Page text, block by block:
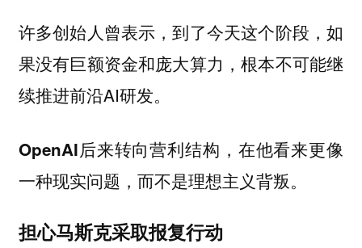
许多创始人曾表示，到了今天这个阶段，如
果没有巨额资金和庞大算力，根本不可能继
续推进前沿AI研发。
OpenAI后来转向营利结构，在他看来更像
一种现实问题，而不是理想主义背叛。
担心马斯克采取报复行动